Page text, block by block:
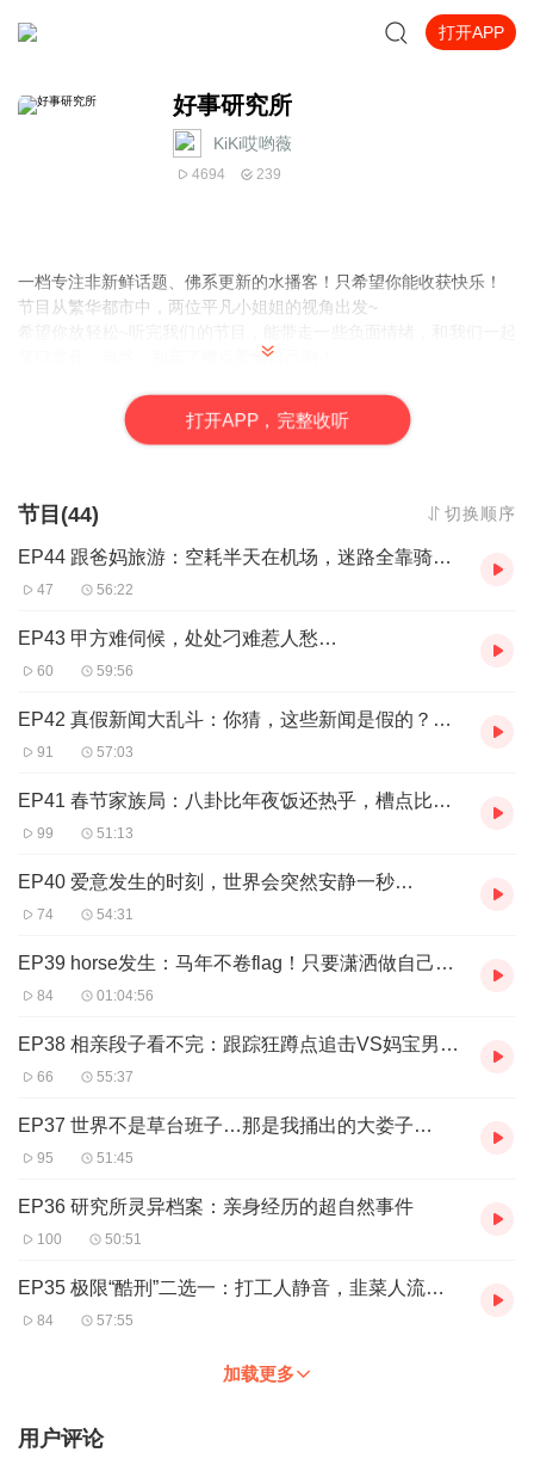
打开APP
好事研究所
KiKi哎哟薇
4694 239
一档专注非新鲜话题、佛系更新的水播客！只希望你能收获快乐！
节目从繁华都市中，两位平凡小姐姐的视角出发~
笑口常开，当然，别忘了撒点爱给自己哟！
打开APP，完整收听
节目(44) 切换顺序
EP44 跟爸妈旅游：空耗半天在机场，迷路全靠骑警帮
47 56:22
EP43 甲方难伺候，处处刁难惹人愁…
60 59:56
EP42 真假新闻大乱斗：你猜，这些新闻是假的？还是真的？
91 57:03
EP41 春节家族局：八卦比年夜饭还热乎，槽点比红包还多！
99 51:13
EP40 爱意发生的时刻，世界会突然安静一秒…
74 54:31
EP39 horse发生：马年不卷flag！只要潇洒做自己！！！
84 01:04:56
EP38 相亲段子看不完：跟踪狂蹲点追击VS妈宝男喂饭报备
66 55:37
EP37 世界不是草台班子…那是我捅出的大娄子…
95 51:45
EP36 研究所灵异档案：亲身经历的超自然事件
100 50:51
EP35 极限“酷刑”二选一：打工人静音，韭菜人流泪…
84 57:55
加载更多
用户评论